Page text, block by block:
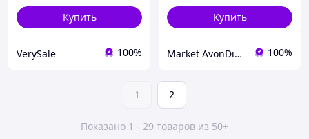
Купить
VerySale 100%
Купить
Market AvonDianna 100%
1 2
Показано 1 - 29 товаров из 50+